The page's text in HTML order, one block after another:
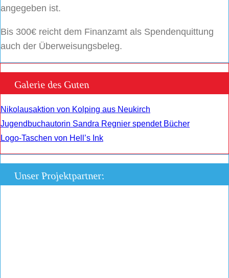
angegeben ist.
Bis 300€ reicht dem Finanzamt als Spendenquittung
auch der Überweisungsbeleg.
Galerie des Guten
Nikolausaktion von Kolping aus Neukirch
Jugendbuchautorin Sandra Regnier spendet Bücher
Logo-Taschen von Hell’s Ink
Unser Projektpartner: